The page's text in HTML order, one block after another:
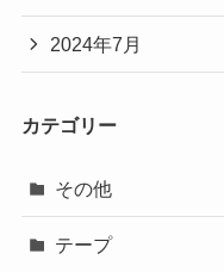
2024年7月
カテゴリー
その他
テープ